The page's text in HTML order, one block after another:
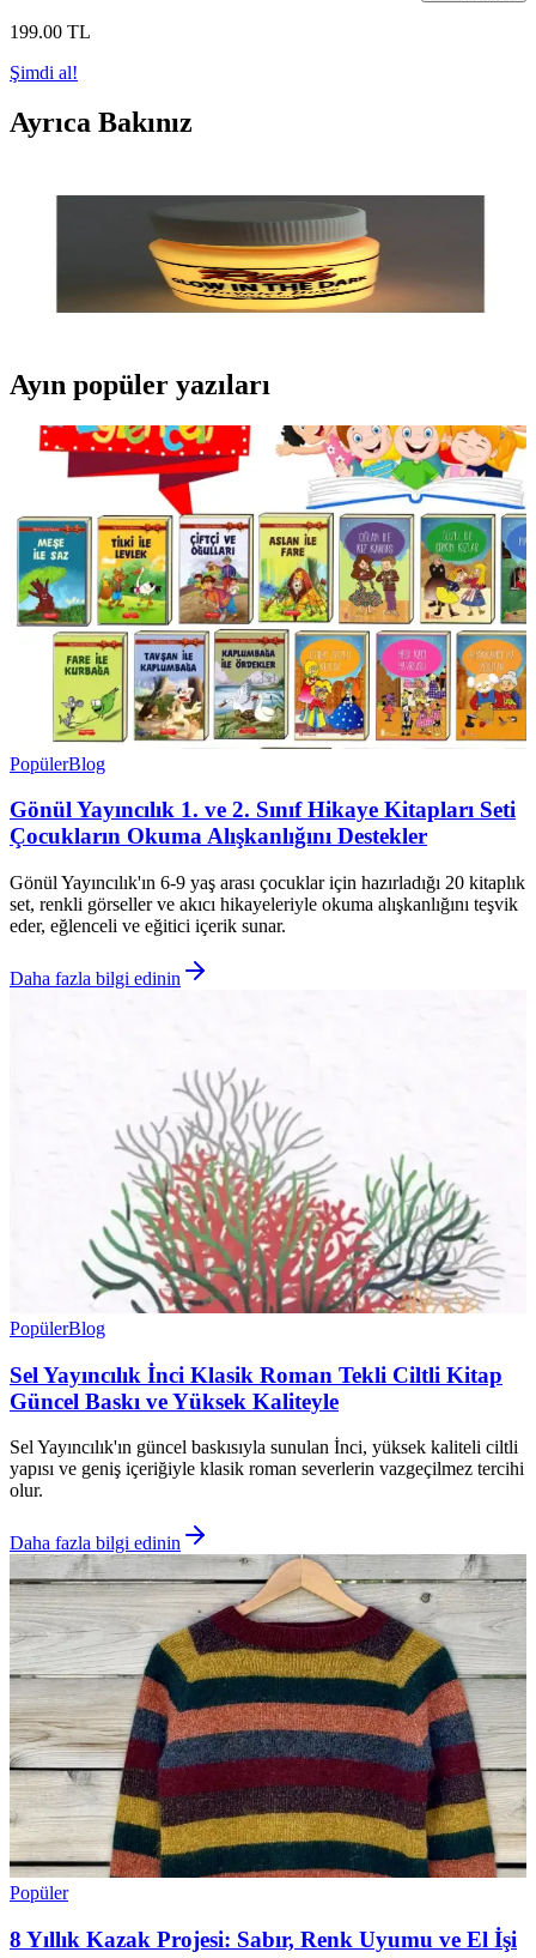
199.00 TL
Şimdi al!
Ayrıca Bakınız
Karanlıkta Parlayan Hayalet Boya: Çocuklar ve
Yaratıcı Projeler İçin Güvenli Ürün
Karanlıkta parlayan, çocuk güvenli ve kolay uygulanabilen hayalet
boya, gece projeleri ve eğlence aktiviteleri için ideal, hızlı kuruyan
ve toksik olmayan malzemelerden üretilmiş bir üründür.
Ayın popüler yazıları
PopülerBlog
Gönül Yayıncılık 1. ve 2. Sınıf Hikaye Kitapları Seti
Çocukların Okuma Alışkanlığını Destekler
Gönül Yayıncılık'ın 6-9 yaş arası çocuklar için hazırladığı 20 kitaplık
set, renkli görseller ve akıcı hikayeleriyle okuma alışkanlığını teşvik
eder, eğlenceli ve eğitici içerik sunar.
Daha fazla bilgi edinin
PopülerBlog
Sel Yayıncılık İnci Klasik Roman Tekli Ciltli Kitap
Güncel Baskı ve Yüksek Kaliteyle
Sel Yayıncılık'ın güncel baskısıyla sunulan İnci, yüksek kaliteli ciltli
yapısı ve geniş içeriğiyle klasik roman severlerin vazgeçilmez tercihi
olur.
Daha fazla bilgi edinin
Popüler
8 Yıllık Kazak Projesi: Sabır, Renk Uyumu ve El İşi